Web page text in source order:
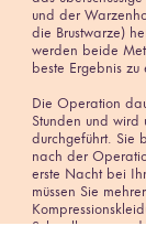
und der
die Brustwarze)
werden beide
beste Ergebnis zu
Die Operation
Stunden und wird
durchgeführt. Sie
nach der
erste Nacht bei
müssen Sie